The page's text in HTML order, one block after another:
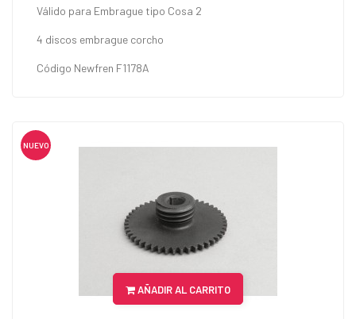
Válido para Embrague tipo Cosa 2
4 discos embrague corcho
Código Newfren F1178A
NUEVO
AÑADIR AL CARRITO